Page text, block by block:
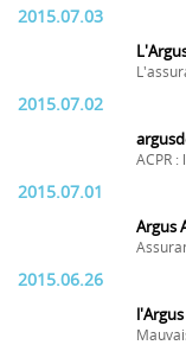
2015.07.03
2015.07.02
ACPR
2015.07.01
Argus
2015.06.26